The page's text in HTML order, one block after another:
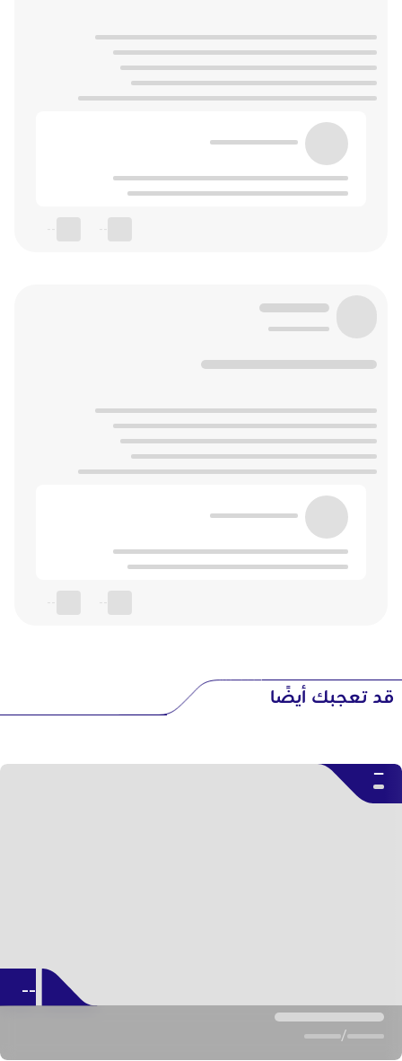
قد تعجبك أيضًا
--
--
/